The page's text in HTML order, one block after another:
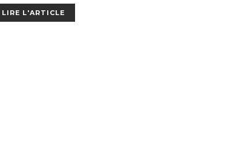
LIRE L'ARTICLE